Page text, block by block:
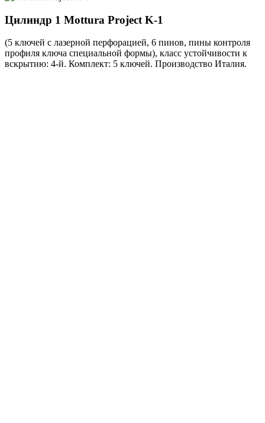
Цилиндр 1 Mottura Project K-1
(5 ключей с лазерной перфорацией, 6 пинов, пины контроля
профиля ключа специальной формы), класс устойчивости к
вскрытию: 4-й. Комплект: 5 ключей. Производство Италия.